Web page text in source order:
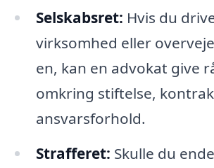
Selskabsret: Hvis du
virksomhed eller
en, kan en advokat give
omkring stiftelse,
ansvarsforhold.
Strafferet: Skulle du